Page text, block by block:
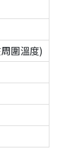
圍溫度)